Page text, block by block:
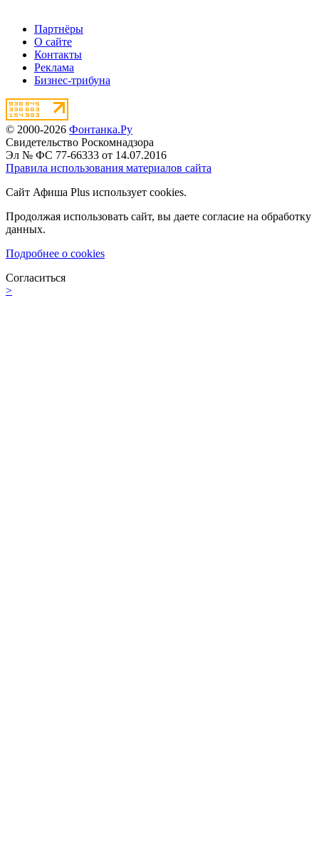
Партнёры
О сайте
Контакты
Реклама
Бизнес-трибуна
© 2000-2026 Фонтанка.Ру
Свидетельство Роскомнадзора
Эл № ФС 77-66333 от 14.07.2016
Правила использования материалов сайта
Сайт Афиша Plus использует cookies.
Продолжая использовать сайт, вы даете согласие на обработку
данных.
Подробнее о cookies
Согласиться
>